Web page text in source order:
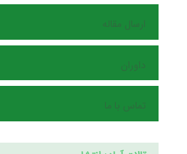
ارسال مقاله
داوران
تماس با ما